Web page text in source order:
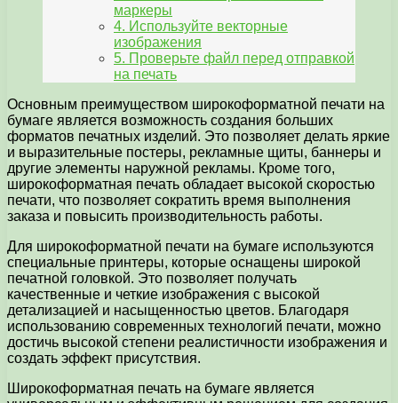
маркеры
4. Используйте векторные
изображения
5. Проверьте файл перед отправкой
на печать
Основным преимуществом широкоформатной печати на
бумаге является возможность создания больших
форматов печатных изделий. Это позволяет делать яркие
и выразительные постеры, рекламные щиты, баннеры и
другие элементы наружной рекламы. Кроме того,
широкоформатная печать обладает высокой скоростью
печати, что позволяет сократить время выполнения
заказа и повысить производительность работы.
Для широкоформатной печати на бумаге используются
специальные принтеры, которые оснащены широкой
печатной головкой. Это позволяет получать
качественные и четкие изображения с высокой
детализацией и насыщенностью цветов. Благодаря
использованию современных технологий печати, можно
достичь высокой степени реалистичности изображения и
создать эффект присутствия.
Широкоформатная печать на бумаге является